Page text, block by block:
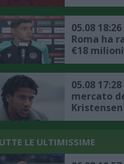
05.08
Roma ha
€18
Madrid"
05.08
mercato
LE ULTIMISSIME